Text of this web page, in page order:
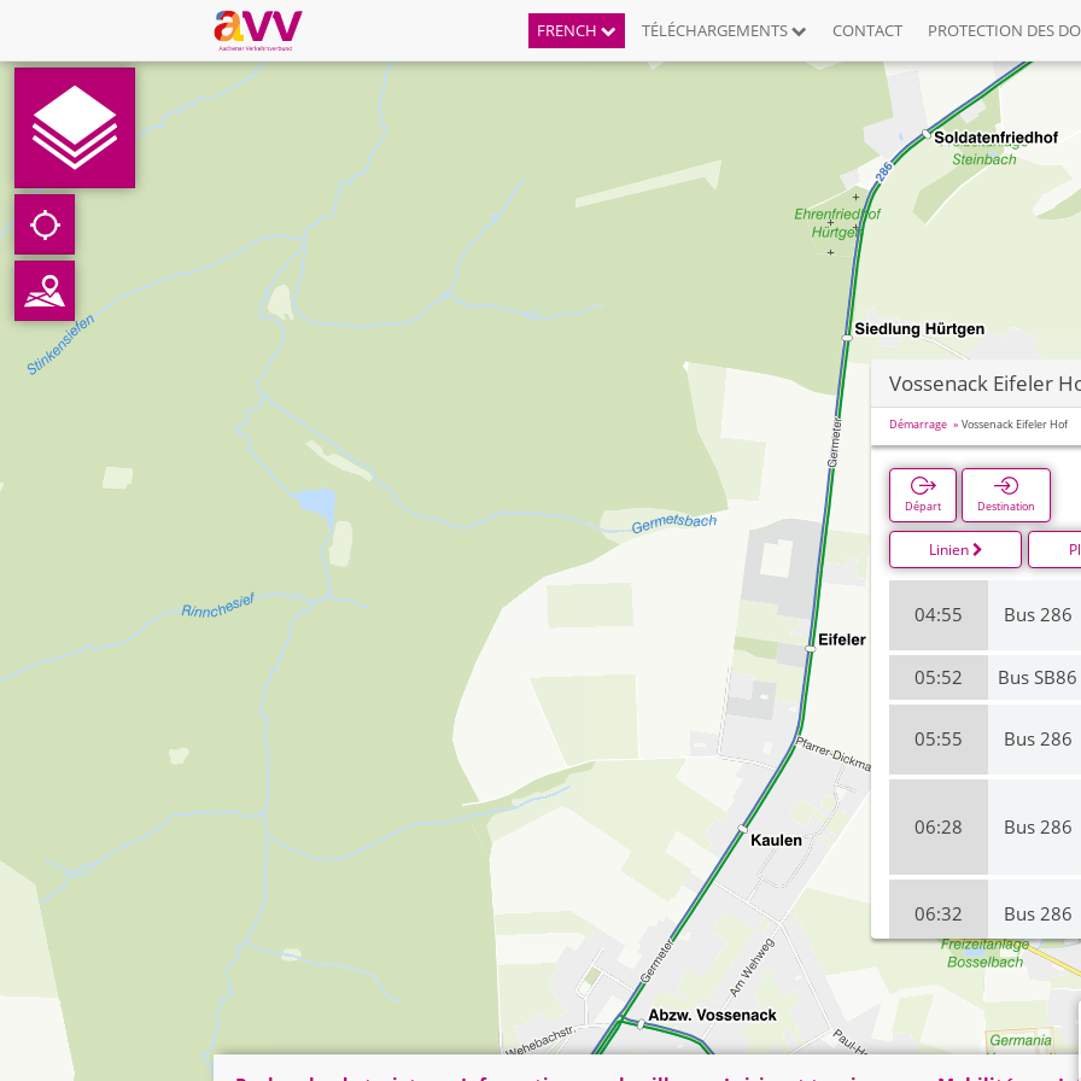
FRENCH TÉLÉCHARGEMENTS CONTACT PROTECTION DES
Vossenack Eifeler
Démarrage Vossenack Eifeler Hof
Départ Destination
Linien
04:55 Bus 286
05:52 Bus SB86
05:55 Bus 286
06:28 Bus 286
06:32 Bus 286